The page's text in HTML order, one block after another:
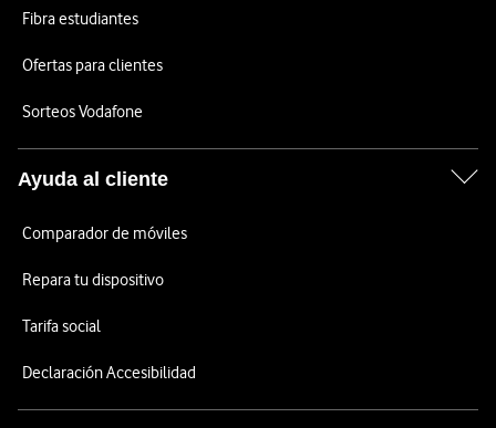
Fibra estudiantes
Ofertas para clientes
Sorteos Vodafone
Ayuda al cliente
Comparador de móviles
Repara tu dispositivo
Tarifa social
Declaración Accesibilidad